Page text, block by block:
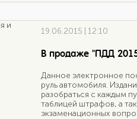
19.06.2015 | 12:10
В продаже "ПДД
Данное электронное
руль автомобиля.
разобраться с каждым
таблицей штрафов, а
экзаменационных